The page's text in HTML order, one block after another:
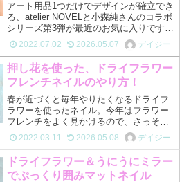
アート用品1つだけでデザインが確立でき
る、atelier NOVELと小森純さんのコラボ
シリーズ第3弾が最近のお気に入りです。
大小様々なサイズのグリッターやシェル
素材を、カラーの上に重ねるだけで手の
込んだアートに仕上がります。自分で
色々なア...
2022.07.02 2026.05.07 デイジー
押し花を使った、ドライフラワー
フレンチネイルのやり方！
春が近づくと毎年やりたくなるドライフ
ラワーを使ったネイル。今年はフラワー
フレンチをよく見かけるので、さっそく
やってみようと思います。ドライフラワ
ーのフレンチは、子供の卒園式、卒業
式、入学式のあるママさん向けにも良い
ですし、大学生の卒業式や入...
2022.03.11 2026.05.08 デイジー
ドライフラワー＆うにうにミラー
でぷっくり囲みマットネイル